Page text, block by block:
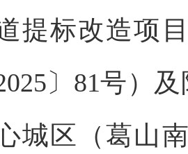
提标改造项
〕 81号）及
城区（葛山